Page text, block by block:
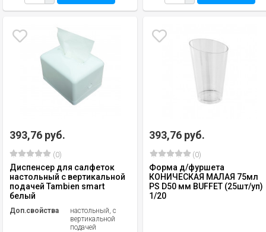
393,76 руб.
(0)
Диспенсер для салфеток
настольный с вертикальной
подачей Tambien smart
белый
Доп.свойства
настольный, с
вертикальной
подачей
393,76 руб.
(0)
Форма д/фуршета
КОНИЧЕСКАЯ МАЛАЯ 75мл
PS D50 мм BUFFET (25шт/уп)
1/20